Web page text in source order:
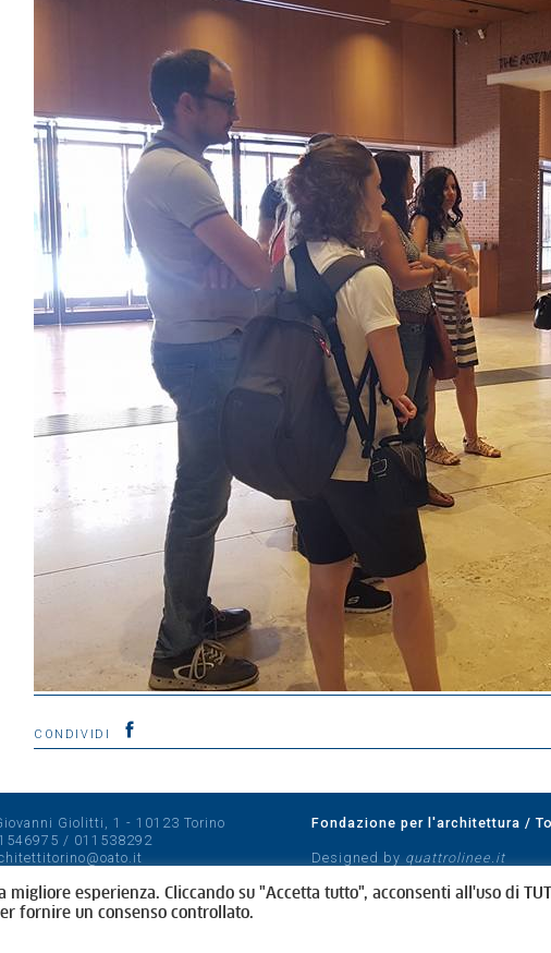
CONDIVIDI
Giolitti, 1 - 10123 Torino
/ 011538292
Fondazione per l'architettura /
Designed by quattrolinee.it
esperienza. Cliccando su "Accetta tutto", acconsenti all'uso di
fornire un consenso controllato.